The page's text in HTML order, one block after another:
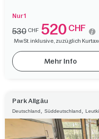
Nur 1
530 CHF 520 CHF
MwSt. inklusive, zuzüglich
Mehr Info
Park Allgäu
Deutschland Süddeutschland